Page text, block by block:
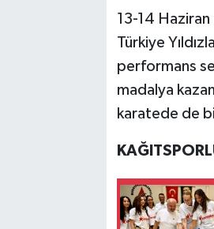
13-14
Türkiye
performans
madalya
karatede de